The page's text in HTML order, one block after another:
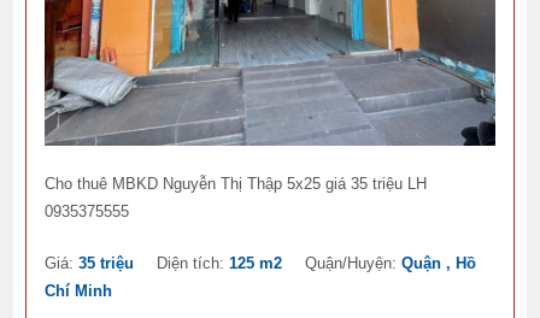
Cho thuê MBKD Nguyễn Thị Thập 5x25 giá 35 triệu LH
0935375555
Giá:35 triệu Diện tích:125 m2 Quận/Huyện:Quận , Hồ
Chí Minh